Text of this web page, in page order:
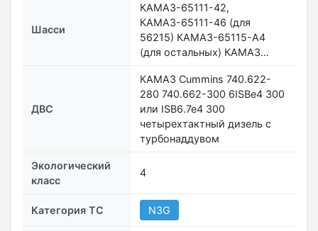
Шасси
КАМАЗ-65111-42,
КАМАЗ-65111-46 (для
56215) КАМАЗ-65115-А4
(для остальных) КАМАЗ…
ДВС
КАМАЗ Cummins 740.622-
280 740.662-300 6ISBe4 300
или ISB6.7e4 300
четырехтактный дизель с
турбонаддувом
Экологический
класс
4
Категория ТС N3G